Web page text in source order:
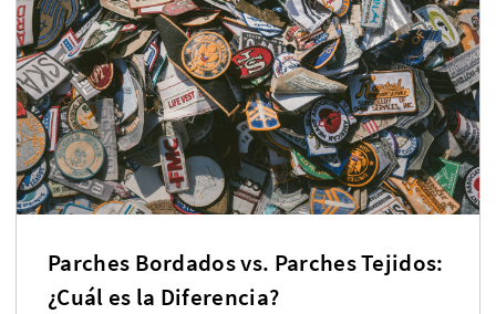
Parches Bordados vs. Parches Tejidos:
¿Cuál es la Diferencia?